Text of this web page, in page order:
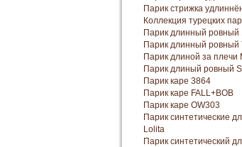
Парик стрижка
Коллекция турецких
Парик длинный ровный
Парик длинный ровный
Парик длиной за плечи
Парик длиный ровный
Парик каре 3864
Парик каре FALL+BOB
Парик каре OW303
Парик синтетические
Lolita
Парик синтетический